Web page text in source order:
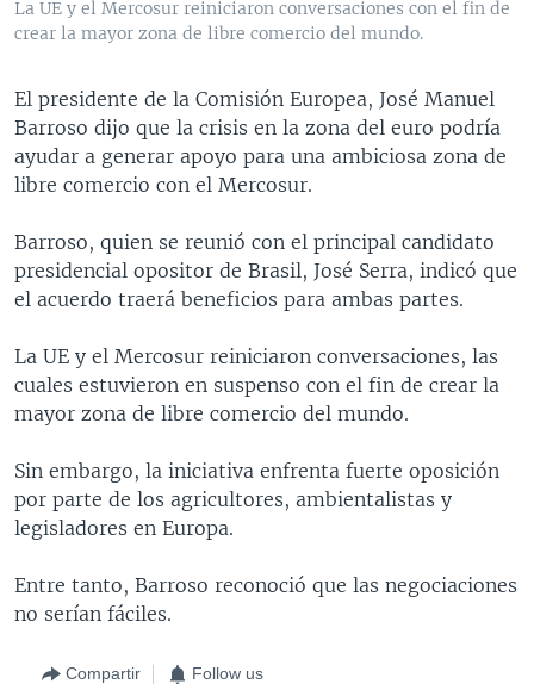
VENEZUELA
NICARAGUA
ECONOMÍA
TECNOLOGÍA
DEPORTES
CIENCIA Y SALUD
MULTIMEDIA
FOTOGRAFÍA
AUDIOS
EL MUNDO AL DÍA
FORO INTERAMERICANO
VISIÓN 360
LAS CLAVES
PANORAMA
RADIO
AVANCE INFORMATIVO
AUDIONOTICIAS
BUENOS DÍAS AMÉRICA
ESTADOS UNIDOS AL DÍA
FORO [RADIO]
DEPORTIVO INTERNACIONAL
ENTRETENIMIENTO
DIRECT
DOCUMENTALES DE LA VOA
Learning English
La UE y el Mercosur reiniciaron conversaciones con el fin de
crear la mayor zona de libre comercio del mundo.
El presidente de la Comisión Europea, José Manuel
Barroso dijo que la crisis en la zona del euro podría
ayudar a generar apoyo para una ambiciosa zona de
libre comercio con el Mercosur.
Barroso, quien se reunió con el principal candidato
presidencial opositor de Brasil, José Serra, indicó que
el acuerdo traerá beneficios para ambas partes.
La UE y el Mercosur reiniciaron conversaciones, las
cuales estuvieron en suspenso con el fin de crear la
mayor zona de libre comercio del mundo.
Sin embargo, la iniciativa enfrenta fuerte oposición
por parte de los agricultores, ambientalistas y
legisladores en Europa.
Entre tanto, Barroso reconoció que las negociaciones
no serían fáciles.
Compartir Follow us